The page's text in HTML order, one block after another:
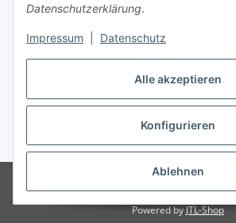
Alle akzeptieren
Konfigurieren
Ablehnen
Datenschutzerklärung.
Impressum Datenschutz
Vertrag widerrufen
* Alle Preise inkl. gesetzlicher USt., ** siehe
Versand
für Endkunden und
Powered byJTL-Shop